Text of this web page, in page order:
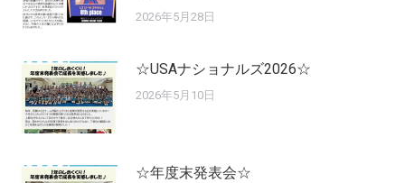
2026年5月28日
☆USAナショナルズ2026☆
2026年5月10日
☆年度末発表会☆